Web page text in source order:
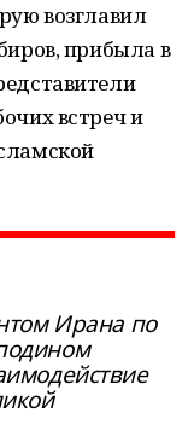
возглавил
прибыла в
встреч и
Ирана по